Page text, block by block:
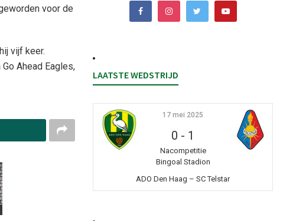
voor de
vijf keer.
Ahead Eagles,
LAATSTE WEDSTRIJD
17 mei 2025
0 - 1
Nacompetitie
Bingoal Stadion
ADO Den Haag – SC Telstar